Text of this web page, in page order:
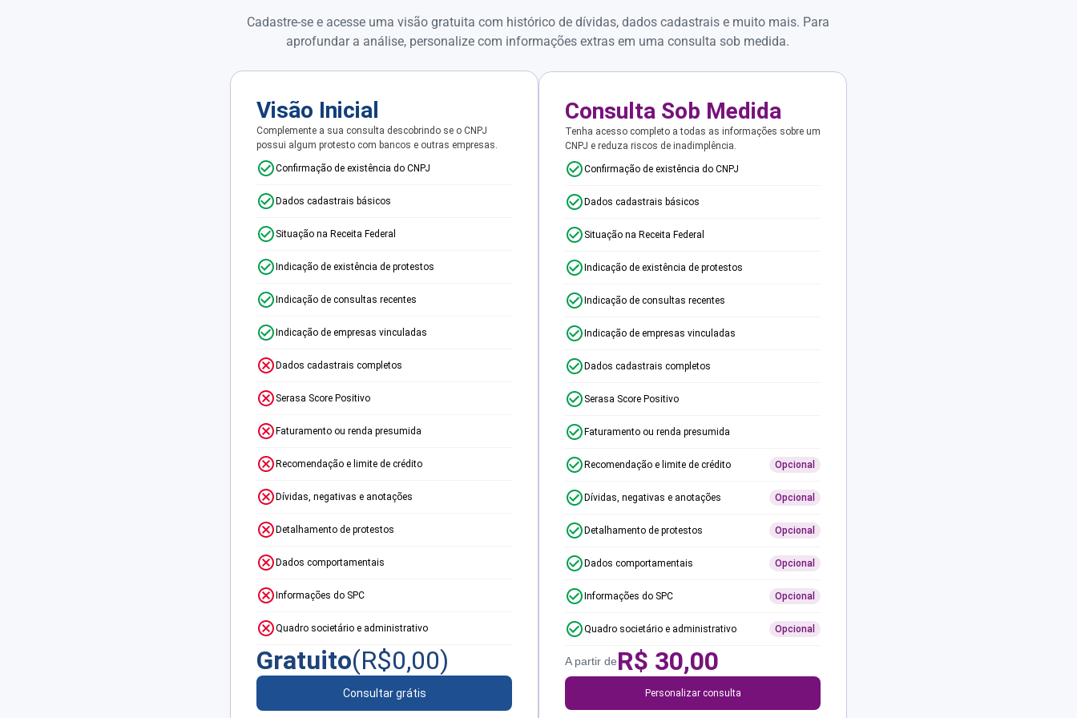
Cadastre-se e acesse uma visão gratuita com histórico de dívidas, dados cadastrais e muito mais. Para
aprofundar a análise, personalize com informações extras em uma consulta sob medida.
Visão Inicial
Complemente a sua consulta descobrindo se o CNPJ
possui algum protesto com bancos e outras empresas.
Confirmação de existência do CNPJ
Dados cadastrais básicos
Situação na Receita Federal
Indicação de existência de protestos
Indicação de consultas recentes
Indicação de empresas vinculadas
Dados cadastrais completos
Serasa Score Positivo
Faturamento ou renda presumida
Recomendação e limite de crédito
Dívidas, negativas e anotações
Detalhamento de protestos
Dados comportamentais
Informações do SPC
Quadro societário e administrativo
Gratuito(R$0,00)
Consultar grátis
Consulta Sob Medida
Tenha acesso completo a todas as informações sobre um
CNPJ e reduza riscos de inadimplência.
Confirmação de existência do CNPJ
Dados cadastrais básicos
Situação na Receita Federal
Indicação de existência de protestos
Indicação de consultas recentes
Indicação de empresas vinculadas
Dados cadastrais completos
Serasa Score Positivo
Faturamento ou renda presumida
Recomendação e limite de crédito Opcional
Dívidas, negativas e anotações Opcional
Detalhamento de protestos Opcional
Dados comportamentais Opcional
Informações do SPC Opcional
Quadro societário e administrativo Opcional
A partir deR$ 30,00
Personalizar consulta